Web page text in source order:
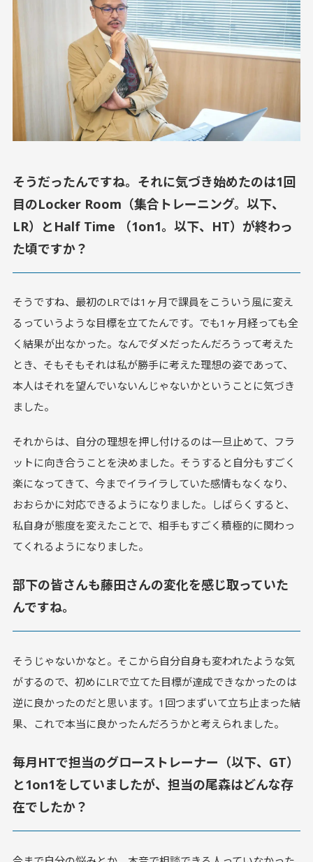
そうだったんですね。それに気づき始めたのは1回
目のLocker Room（集合トレーニング。以下、
LR）とHalf Time （1on1。以下、HT）が終わっ
た頃ですか？
そうですね、最初のLRでは1ヶ月で課員をこういう風に変え
るっていうような目標を立てたんです。でも1ヶ月経っても全
く結果が出なかった。なんでダメだったんだろうって考えた
とき、そもそもそれは私が勝手に考えた理想の姿であって、
本人はそれを望んでいないんじゃないかということに気づき
ました。
それからは、自分の理想を押し付けるのは一旦止めて、フラ
ットに向き合うことを決めました。そうすると自分もすごく
楽になってきて、今までイライラしていた感情もなくなり、
おおらかに対応できるようになりました。しばらくすると、
私自身が態度を変えたことで、相手もすごく積極的に関わっ
てくれるようになりました。
部下の皆さんも藤田さんの変化を感じ取っていた
んですね。
そうじゃないかなと。そこから自分自身も変われたような気
がするので、初めにLRで立てた目標が達成できなかったのは
逆に良かったのだと思います。1回つまずいて立ち止まった結
果、これで本当に良かったんだろうかと考えられました。
毎月HTで担当のグローストレーナー（以下、GT）
と1on1をしていましたが、担当の尾森はどんな存
在でしたか？